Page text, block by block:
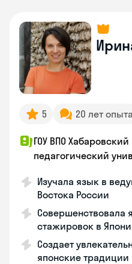
5 20 лет опыта
ГОУ ВПО
педагогический
Изучала язык в
Востока России
Совершенствовала
стажировок в
Создает
японские традиции